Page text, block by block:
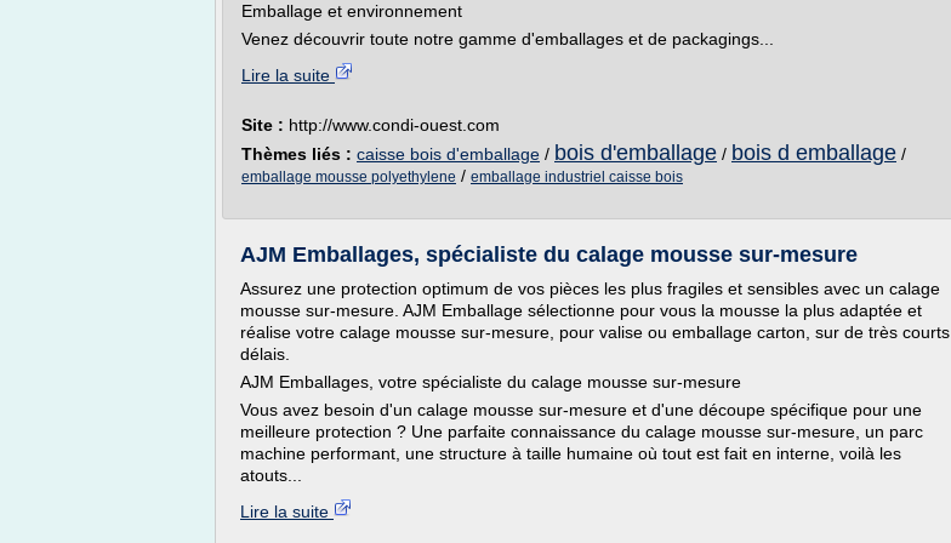
Emballage et environnement
Venez découvrir toute notre gamme d'emballages et de packagings...
Lire la suite
Site : http://www.condi-ouest.com
Thèmes liés : caisse bois d'emballage / bois d'emballage / bois d emballage /
emballage mousse polyethylene / emballage industriel caisse bois
AJM Emballages, spécialiste du calage mousse sur-mesure
Assurez une protection optimum de vos pièces les plus fragiles et sensibles avec un calage
mousse sur-mesure. AJM Emballage sélectionne pour vous la mousse la plus adaptée et
réalise votre calage mousse sur-mesure, pour valise ou emballage carton, sur de très courts
délais.
AJM Emballages, votre spécialiste du calage mousse sur-mesure
Vous avez besoin d'un calage mousse sur-mesure et d'une découpe spécifique pour une
meilleure protection ? Une parfaite connaissance du calage mousse sur-mesure, un parc
machine performant, une structure à taille humaine où tout est fait en interne, voilà les
atouts...
Lire la suite